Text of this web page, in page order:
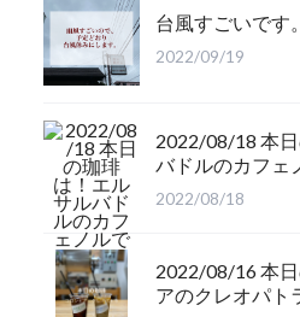
台風すごいです。
2022/09/19
2022/08/18 本
バドルのカフェ
2022/08/18
2022/08/16 本
アのクレオパト